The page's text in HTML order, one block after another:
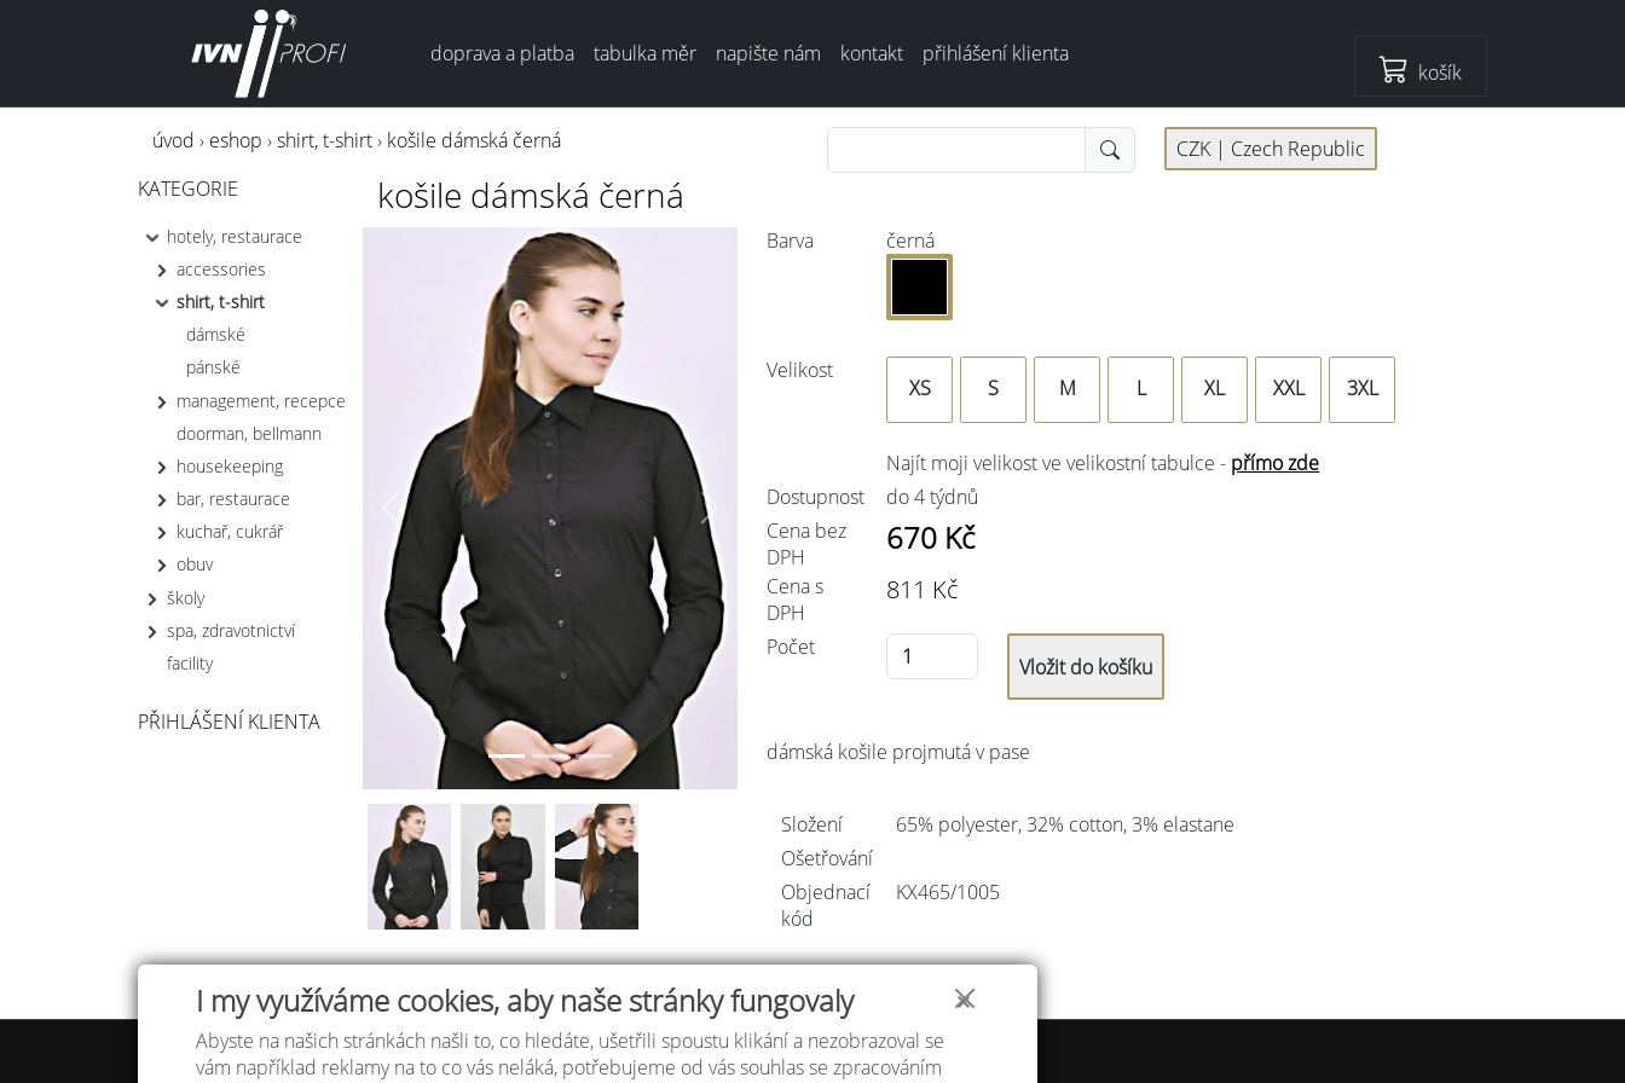
✕
I my využíváme cookies, aby naše stránky fungovaly
Abyste na našich stránkách našli to, co hledáte, ušetřili spoustu klikání a nezobrazoval se
vám například reklamy na to co vás neláká, potřebujeme od vás souhlas se zpracováním
doprava a platba tabulka měr napište nám kontakt přihlášení klienta
košík
úvod › eshop ›shirt, t-shirt› košile dámská černá CZK | Czech Republic
KATEGORIE
hotely, restaurace
accessories
shirt, t-shirt
dámské
pánské
management, recepce
doorman, bellmann
housekeeping
bar, restaurace
kuchař, cukrář
obuv
školy
spa, zdravotnictví
facility
PŘIHLÁŠENÍ KLIENTA
košile dámská černá
Previous Next
Barva černá
Velikost
XS S M L XL XXL 3XL
Najít moji velikost ve velikostní tabulce - přímo zde
Dostupnost
do 4 týdnů
Cena bez
DPH
670 Kč
Cena s
DPH
811 Kč
Počet
dámská košile projmutá v pase
Složení
65% polyester, 32% cotton, 3% elastane
Ošetřování
Objednací
kód
KX465/1005
Tabulka velikostí
Doprava a platba
Atelier IVN
Na Výhledě 324/1